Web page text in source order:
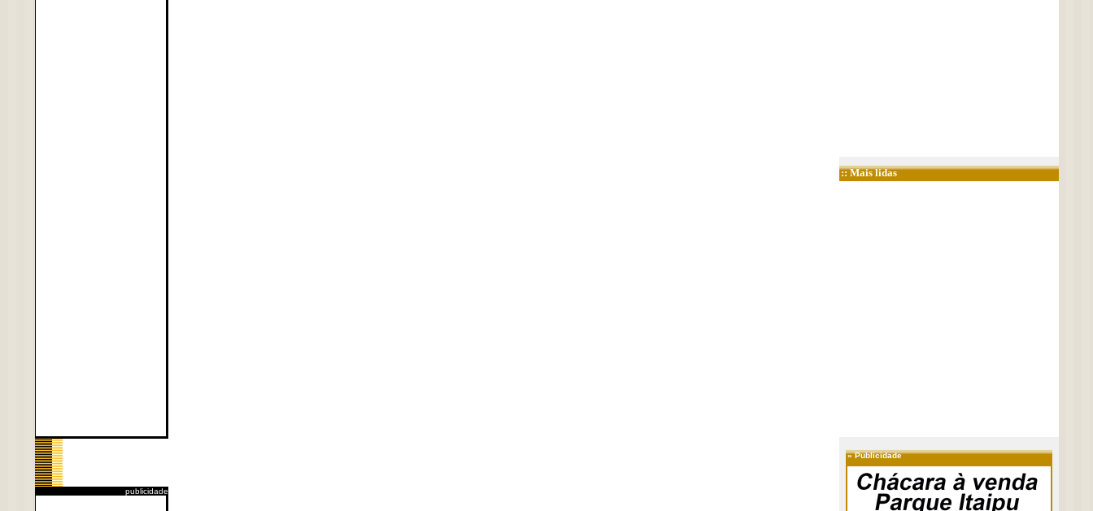
publicidade
:: Mais lidas
»Publicidade